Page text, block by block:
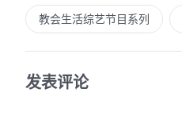
教会生活综艺节目系列
发表评论